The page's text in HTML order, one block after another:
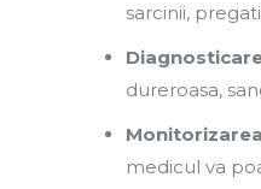
sarcinii,
dureroasa,
medicul va